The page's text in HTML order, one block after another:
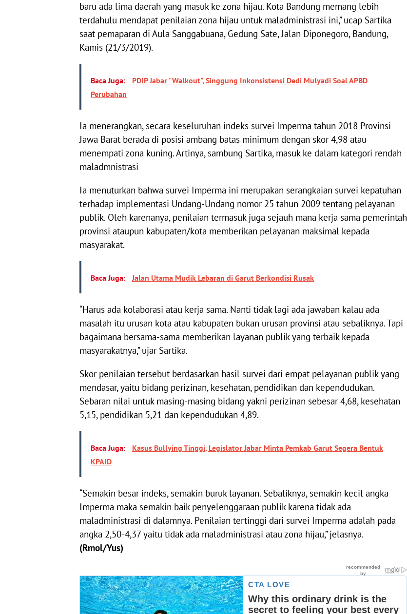
baru ada lima daerah yang masuk ke zona hijau. Kota Bandung memang lebih
terdahulu mendapat penilaian zona hijau untuk maladministrasi ini,” ucap Sartika
saat pemaparan di Aula Sanggabuana, Gedung Sate, Jalan Diponegoro, Bandung,
Kamis (21/3/2019).
Baca Juga:
PDIP Jabar "Walkout", Singgung Inkonsistensi Dedi Mulyadi Soal APBD
Perubahan
Ia menerangkan, secara keseluruhan indeks survei Imperma tahun 2018 Provinsi
Jawa Barat berada di posisi ambang batas minimum dengan skor 4,98 atau
menempati zona kuning. Artinya, sambung Sartika, masuk ke dalam kategori rendah
maladmnistrasi
Ia menuturkan bahwa survei Imperma ini merupakan serangkaian survei kepatuhan
terhadap implementasi Undang-Undang nomor 25 tahun 2009 tentang pelayanan
publik. Oleh karenanya, penilaian termasuk juga sejauh mana kerja sama pemerintah
provinsi ataupun kabupaten/kota memberikan pelayanan maksimal kepada
masyarakat.
Baca Juga: Jalan Utama Mudik Lebaran di Garut Berkondisi Rusak
“Harus ada kolaborasi atau kerja sama. Nanti tidak lagi ada jawaban kalau ada
masalah itu urusan kota atau kabupaten bukan urusan provinsi atau sebaliknya. Tapi
bagaimana bersama-sama memberikan layanan publik yang terbaik kepada
masyarakatnya,” ujar Sartika.
Skor penilaian tersebut berdasarkan hasil survei dari empat pelayanan publik yang
mendasar, yaitu bidang perizinan, kesehatan, pendidikan dan kependudukan.
Sebaran nilai untuk masing-masing bidang yakni perizinan sebesar 4,68, kesehatan
5,15, pendidikan 5,21 dan kependudukan 4,89.
Baca Juga:
Kasus Bullying Tinggi, Legislator Jabar Minta Pemkab Garut Segera Bentuk
KPAID
“Semakin besar indeks, semakin buruk layanan. Sebaliknya, semakin kecil angka
Imperma maka semakin baik penyelenggaraan publik karena tidak ada
maladministrasi di dalamnya. Penilaian tertinggi dari survei Imperma adalah pada
angka 2,50-4,37 yaitu tidak ada maladministrasi atau zona hijau,” jelasnya.
(Rmol/Yus)